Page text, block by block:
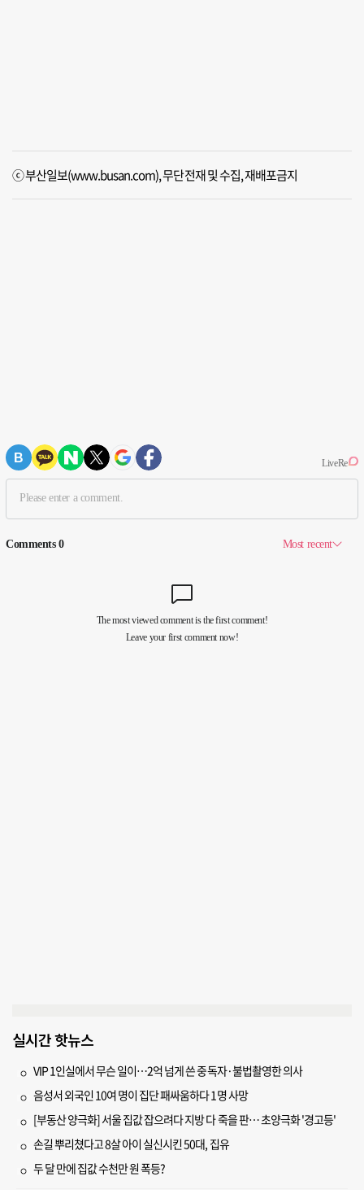
ⓒ 부산일보(www.busan.com), 무단전재 및 수집, 재배포금지
실시간 핫뉴스
VIP 1인실에서 무슨 일이…2억 넘게 쓴 중독자·불법촬영한 의사
음성서 외국인 10여 명이 집단 패싸움하다 1명 사망
[부동산 양극화] 서울 집값 잡으려다 지방 다 죽을 판… 초양극화 '경고등'
손길 뿌리쳤다고 8살 아이 실신시킨 50대, 집유
두 달 만에 집값 수천만 원 폭등?